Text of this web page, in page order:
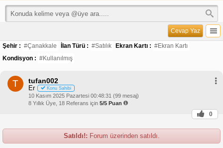
Cevap Yaz
Şehir : #Çanakkale İlan Türü : #Satılık Ekran Kartı : #Ekran Kartı
Kondisyon : #Kullanılmış
T tufan002
Er Konu Sahibi
10 Kasım 2025 Pazartesi 00:48:31 (99 mesaj)
8 Yıllık Üye, 18 Referans için 5/5 Puan
0
Satıldı!: Forum üzerinden satıldı.